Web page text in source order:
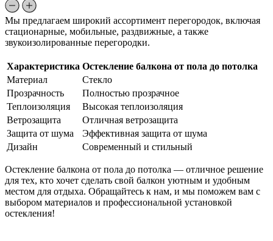
Мы предлагаем широкий ассортимент перегородок, включая
стационарные, мобильные, раздвижные, а также
звукоизолированные перегородки.
Характеристика Остекление балкона от пола до потолка
Материал
Стекло
Прозрачность
Полностью прозрачное
Теплоизоляция
Высокая теплоизоляция
Ветрозащита
Отличная ветрозащита
Защита от шума
Эффективная защита от шума
Дизайн
Современный и стильный
Остекление балкона от пола до потолка — отличное решение
для тех, кто хочет сделать свой балкон уютным и удобным
местом для отдыха. Обращайтесь к нам, и мы поможем вам с
выбором материалов и профессиональной установкой
остекления!